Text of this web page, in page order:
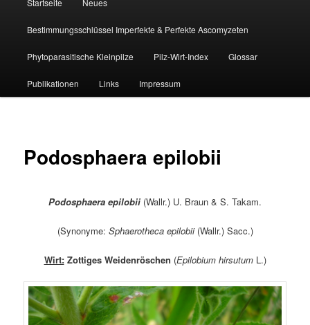
Bestimmungsschlüssel Imperfekte & Perfekte Ascomyzeten
Phytoparasitische Kleinpilze Pilz-Wirt-Index Glossar
Publikationen Links Impressum
Podosphaera epilobii
Podosphaera epilobii (Wallr.) U. Braun & S. Takam.
(Synonyme: Sphaerotheca epilobii(Wallr.) Sacc.)
Wirt:Zottiges Weidenröschen (Epilobium hirsutumL.)